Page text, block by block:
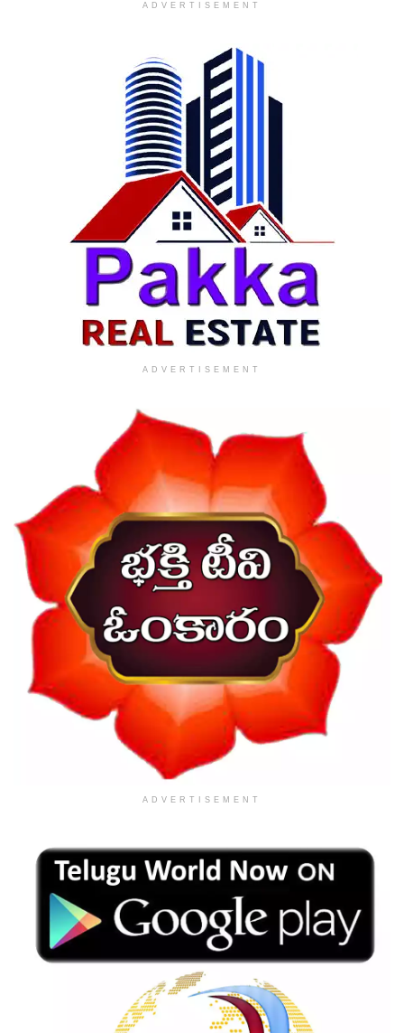
ADVERTISEMENT
ADVERTISEMENT
ADVERTISEMENT